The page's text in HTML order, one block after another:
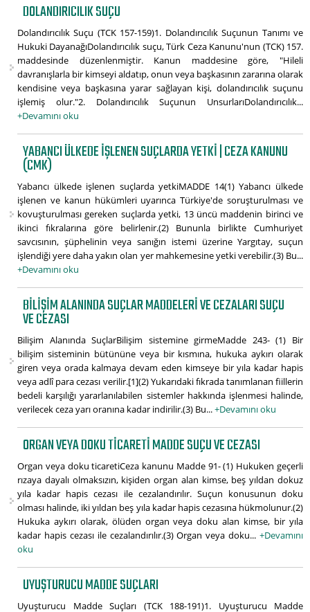
DOLANDIRICILIK SUÇU
Dolandırıcılık Suçu (TCK 157-159)1. Dolandırıcılık Suçunun Tanımı ve
Hukuki DayanağıDolandırıcılık suçu, Türk Ceza Kanunu'nun (TCK) 157.
maddesinde düzenlenmiştir. Kanun maddesine göre, "Hileli
davranışlarla bir kimseyi aldatıp, onun veya başkasının zararına olarak
kendisine veya başkasına yarar sağlayan kişi, dolandırıcılık suçunu
işlemiş olur."2. Dolandırıcılık Suçunun UnsurlarıDolandırıcılık...
+Devamını oku
YABANCI ÜLKEDE IŞLENEN SUÇLARDA YETKI | CEZA KANUNU
(CMK)
Yabancı ülkede işlenen suçlarda yetkiMADDE 14(1) Yabancı ülkede
işlenen ve kanun hükümleri uyarınca Türkiye'de soruşturulması ve
kovuşturulması gereken suçlarda yetki, 13 üncü maddenin birinci ve
ikinci fıkralarına göre belirlenir.(2) Bununla birlikte Cumhuriyet
savcısının, şüphelinin veya sanığın istemi üzerine Yargıtay, suçun
işlendiği yere daha yakın olan yer mahkemesine yetki verebilir.(3) Bu...
+Devamını oku
BILIŞIM ALANINDA SUÇLAR MADDELERI VE CEZALARI SUÇU
VE CEZASI
Bilişim Alanında SuçlarBilişim sistemine girmeMadde 243- (1) Bir
bilişim sisteminin bütününe veya bir kısmına, hukuka aykırı olarak
giren veya orada kalmaya devam eden kimseye bir yıla kadar hapis
veya adlî para cezası verilir.[1](2) Yukarıdaki fıkrada tanımlanan fiillerin
bedeli karşılığı yararlanılabilen sistemler hakkında işlenmesi halinde,
verilecek ceza yarı oranına kadar indirilir.(3) Bu...+Devamını oku
ORGAN VEYA DOKU TICARETI MADDE SUÇU VE CEZASI
Organ veya doku ticaretiCeza kanunu Madde 91- (1) Hukuken geçerli
rızaya dayalı olmaksızın, kişiden organ alan kimse, beş yıldan dokuz
yıla kadar hapis cezası ile cezalandırılır. Suçun konusunun doku
olması halinde, iki yıldan beş yıla kadar hapis cezasına hükmolunur.(2)
Hukuka aykırı olarak, ölüden organ veya doku alan kimse, bir yıla
kadar hapis cezası ile cezalandırılır.(3) Organ veya doku... +Devamını
oku
UYUŞTURUCU MADDE SUÇLARI
Uyuşturucu Madde Suçları (TCK 188-191)1. Uyuşturucu Madde